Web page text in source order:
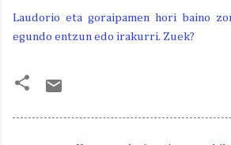
Laudorio eta goraipamen hori baino
egundo entzun edo irakurri. Zuek?